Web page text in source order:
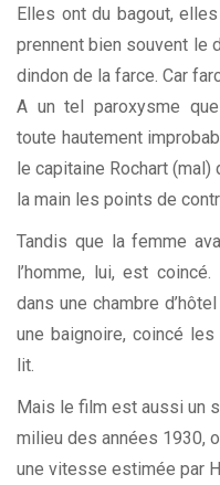
Elles ont du bagout,
prennent bien souvent le
dindon de la farce. Car
A un tel paroxysme
toute hautement
le capitaine Rochart
la main les points de
Tandis que la femme
l’homme, lui, est
dans une chambre
une baignoire, coincé
lit.
Mais le film est aussi un
milieu des années 1930,
une vitesse estimée par